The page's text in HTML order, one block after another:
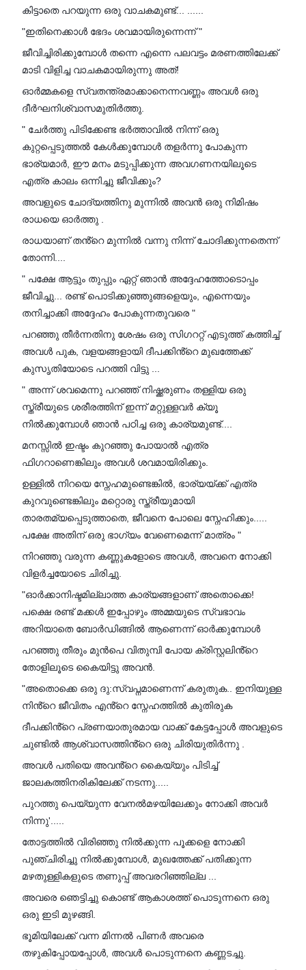
കിട്ടാതെ പറയുന്ന ഒരു വാചകമുണ്ട്... ......
"ഇതിനെക്കാൾ ഭേദം ശവമായിരുന്നെന്ന് "
ജീവിച്ചിരിക്കുമ്പോൾ തന്നെ എന്നെ പലവട്ടം മരണത്തിലേക്ക്
മാടി വിളിച്ച വാചകമായിരുന്നു അത്!
ഓർമ്മകളെ സ്വതന്ത്രമാക്കാനെന്നവണ്ണം അവൾ ഒരു
ദീർഘനിശ്വാസമുതിർത്തു.
" ചേർത്തു പിടിക്കേണ്ട ഭർത്താവിൽ നിന്ന് ഒരു
കുറ്റപ്പെടുത്തൽ കേൾക്കുമ്പോൾ തളർന്നു പോകുന്ന
ഭാര്യമാർ, ഈ മനം മടുപ്പിക്കുന്ന അവഗണനയിലൂടെ
എത്ര കാലം ഒന്നിച്ചു ജീവിക്കും?
അവളുടെ ചോദ്യത്തിനു മുന്നിൽ അവൻ ഒരു നിമിഷം
രാധയെ ഓർത്തു .
രാധയാണ് തൻ്റെ മുന്നിൽ വന്നു നിന്ന് ചോദിക്കുന്നതെന്ന്
തോന്നി....
" പക്ഷേ ആട്ടും തുപ്പും ഏറ്റ് ഞാൻ അദ്ദേഹത്തോടൊപ്പം
ജീവിച്ചു... രണ്ട് പൊടിക്കുഞ്ഞുങ്ങളെയും, എന്നെയും
തനിച്ചാക്കി അദ്ദേഹം പോകുന്നതുവരെ "
പറഞ്ഞു തീർന്നതിനു ശേഷം ഒരു സിഗററ്റ് എടുത്ത് കത്തിച്ച്
അവൾ പുക, വളയങ്ങളായി ദീപക്കിൻ്റെ മുഖത്തേക്ക്
കുസൃതിയോടെ പറത്തി വിട്ടു ...
" അന്ന് ശവമെന്നു പറഞ്ഞ് നിഷ്ക്കരുണം തള്ളിയ ഒരു
സ്ത്രീയുടെ ശരീരത്തിന് ഇന്ന് മറ്റുള്ളവർ ക്യൂ
നിൽക്കുമ്പോൾ ഞാൻ പഠിച്ച ഒരു കാര്യമുണ്ട്....
മനസ്സിൽ ഇഷ്ടം കുറഞ്ഞു പോയാൽ എത്ര
ഫിഗറാണെങ്കിലും അവൾ ശവമായിരിക്കും.
ഉള്ളിൽ നിറയെ സ്നേഹമുണ്ടെങ്കിൽ, ഭാര്യയ്ക്ക് എത്ര
കുറവുണ്ടെങ്കിലും മറ്റൊരു സ്ത്രീയുമായി
താരതമ്യപ്പെടുത്താതെ, ജീവനെ പോലെ സ്നേഹിക്കും.....
പക്ഷേ അതിന് ഒരു ഭാഗ്യം വേണെമെന്ന് മാത്രം "
നിറഞ്ഞു വരുന്ന കണ്ണുകളോടെ അവൾ, അവനെ നോക്കി
വിളർച്ചയോടെ ചിരിച്ചു.
"ഓർക്കാനിഷ്ടമില്ലാത്ത കാര്യങ്ങളാണ് അതൊക്കെ!
പക്ഷെ രണ്ട് മക്കൾ ഇപ്പോഴും അമ്മയുടെ സ്വഭാവം
അറിയാതെ ബോർഡിങ്ങിൽ ആണെന്ന് ഓർക്കുമ്പോൾ
പറഞ്ഞു തീരും മുൻപെ വിതുമ്പി പോയ ക്രിസ്റ്റലിൻ്റെ
തോളിലൂടെ കൈയിട്ടു അവൻ.
"അതൊക്കെ ഒരു ദു:സ്വപ്നമാണെന്ന് കരുതുക.. ഇനിയുള്ള
നിൻ്റെ ജീവിതം എൻ്റെ സ്നേഹത്തിൽ കുതിരുക
ദീപക്കിൻ്റെ പ്രണയാതുരമായ വാക്ക് കേട്ടപ്പോൾ അവളുടെ
ചുണ്ടിൽ ആശ്വാസത്തിൻ്റെ ഒരു ചിരിയുതിർന്നു .
അവൾ പതിയെ അവൻ്റെ കൈയ്യും പിടിച്ച്
ജാലകത്തിനരികിലേക്ക് നടന്നു.....
പുറത്തു പെയ്യുന്ന വേനൽമഴയിലേക്കും നോക്കി അവർ
നിന്നു'.....
തോട്ടത്തിൽ വിരിഞ്ഞു നിൽക്കുന്ന പൂക്കളെ നോക്കി
പുഞ്ചിരിച്ചു നിൽക്കുമ്പോൾ, മുഖത്തേക്ക് പതിക്കുന്ന
മഴതുള്ളികളുടെ തണുപ്പ് അവരറിഞ്ഞില്ല ...
അവരെ ഞെട്ടിച്ചു കൊണ്ട് ആകാശത്ത് പൊടുന്നനെ ഒരു
ഒരു ഇടി മുഴങ്ങി.
ഭൂമിയിലേക്ക് വന്ന മിന്നൽ പിണർ അവരെ
തഴുകിപ്പോയപ്പോൾ, അവൾ പൊടുന്നനെ കണ്ണടച്ചു.